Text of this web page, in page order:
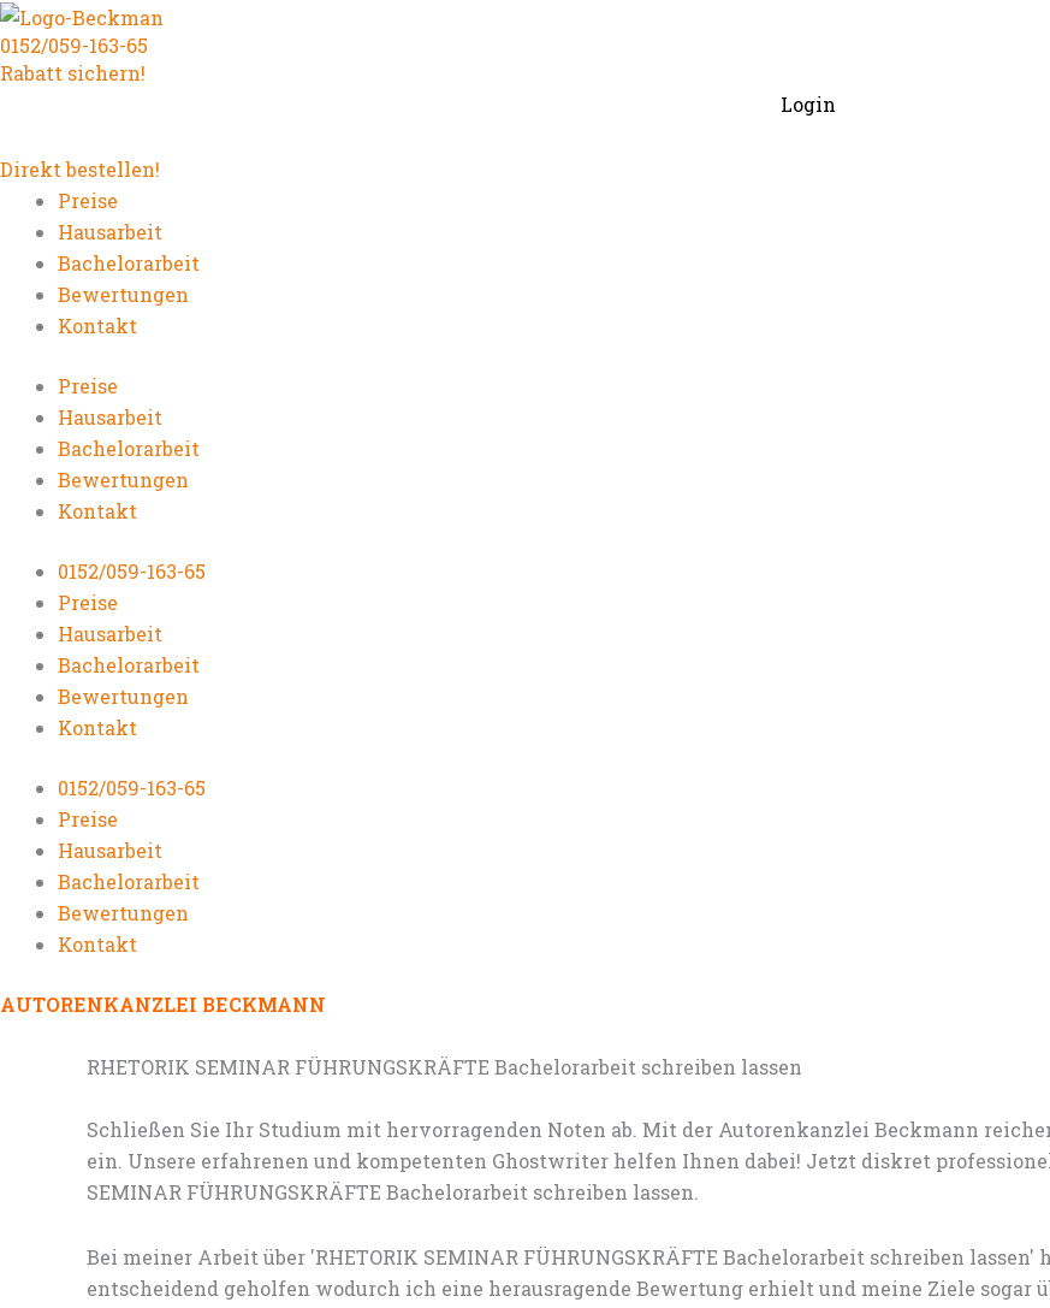
Zum
Inhalt
springen
0152/059-163-65
Rabatt sichern!
Login
Direkt bestellen!
Preise
Hausarbeit
Bachelorarbeit
Bewertungen
Kontakt
Preise
Hausarbeit
Bachelorarbeit
Bewertungen
Kontakt
0152/059-163-65
Preise
Hausarbeit
Bachelorarbeit
Bewertungen
Kontakt
0152/059-163-65
Preise
Hausarbeit
Bachelorarbeit
Bewertungen
Kontakt
AUTORENKANZLEI BECKMANN
RHETORIK SEMINAR FÜHRUNGSKRÄFTE Bachelorarbeit schreiben lassen
Schließen Sie Ihr Studium mit hervorragenden Noten ab. Mit der Autorenkanzlei Beckmann
ein. Unsere erfahrenen und kompetenten Ghostwriter helfen Ihnen dabei! Jetzt diskret
SEMINAR FÜHRUNGSKRÄFTE Bachelorarbeit schreiben lassen.
Bei meiner Arbeit über 'RHETORIK SEMINAR FÜHRUNGSKRÄFTE Bachelorarbeit schreiben
entscheidend geholfen wodurch ich eine herausragende Bewertung erhielt und meine Ziele sogar